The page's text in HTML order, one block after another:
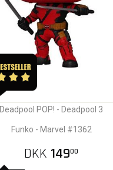
Deadpool POP! - Deadpool 3
Funko - Marvel #1362
DKK 14900